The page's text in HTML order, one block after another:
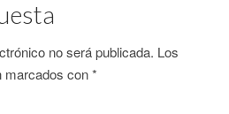
no será publicada. Los
marcados con*